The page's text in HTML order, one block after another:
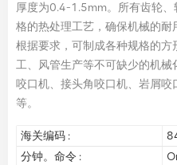
厚度为0.4-1.5mm。所有齿轮
格的热处理工艺，确保机械的耐
根据要求，可制成各种规格的
工、风管生产等不可缺少的机
咬口机、接头角咬口机、岩屑
等。
海关编码 :
分钟。命令 :